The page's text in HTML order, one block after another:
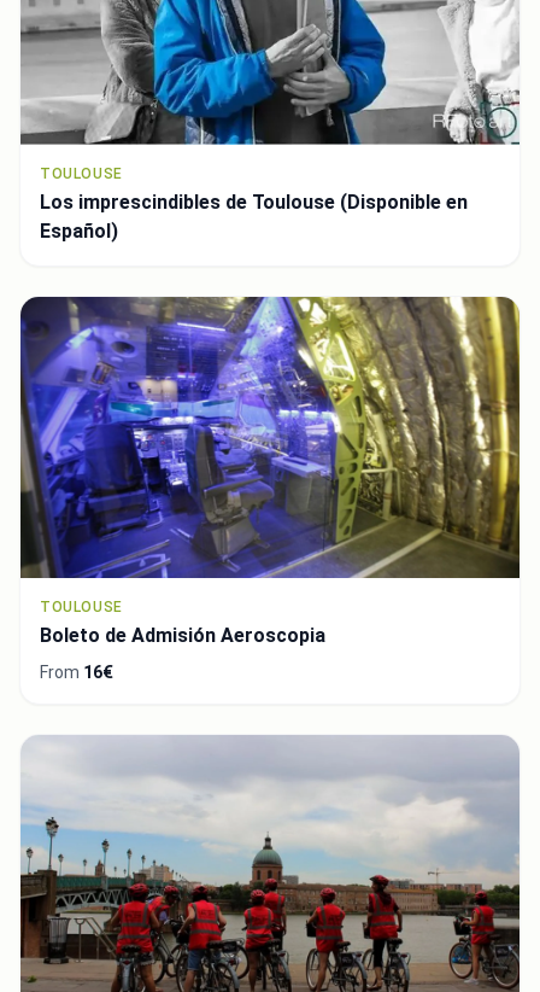
TOULOUSE
Los imprescindibles de Toulouse (Disponible en
Español)
TOULOUSE
Boleto de Admisión Aeroscopia
From 16€